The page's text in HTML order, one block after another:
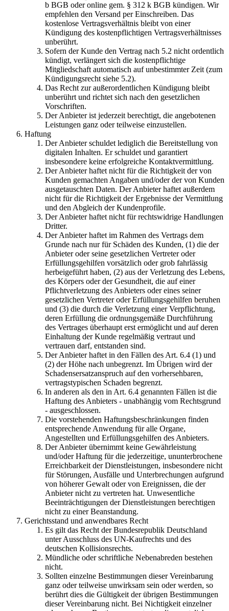
b BGB oder online gem. § 312 k BGB kündigen. Wir
empfehlen den Versand per Einschreiben. Das
kostenlose Vertragsverhältnis bleibt von einer
Kündigung des kostenpflichtigen Vertragsverhältnisses
unberührt.
Sofern der Kunde den Vertrag nach 5.2 nicht ordentlich
kündigt, verlängert sich die kostenpflichtige
Mitgliedschaft automatisch auf unbestimmter Zeit (zum
Kündigungsrecht siehe 5.2).
Das Recht zur außerordentlichen Kündigung bleibt
unberührt und richtet sich nach den gesetzlichen
Vorschriften.
Der Anbieter ist jederzeit berechtigt, die angebotenen
Leistungen ganz oder teilweise einzustellen.
Haftung
Der Anbieter schuldet lediglich die Bereitstellung von
digitalen Inhalten. Er schuldet und garantiert
insbesondere keine erfolgreiche Kontaktvermittlung.
Der Anbieter haftet nicht für die Richtigkeit der von
Kunden gemachten Angaben und/oder der von Kunden
ausgetauschten Daten. Der Anbieter haftet außerdem
nicht für die Richtigkeit der Ergebnisse der Vermittlung
und den Abgleich der Kundenprofile.
Der Anbieter haftet nicht für rechtswidrige Handlungen
Dritter.
Der Anbieter haftet im Rahmen des Vertrags dem
Grunde nach nur für Schäden des Kunden, (1) die der
Anbieter oder seine gesetzlichen Vertreter oder
Erfüllungsgehilfen vorsätzlich oder grob fahrlässig
herbeigeführt haben, (2) aus der Verletzung des Lebens,
des Körpers oder der Gesundheit, die auf einer
Pflichtverletzung des Anbieters oder eines seiner
gesetzlichen Vertreter oder Erfüllungsgehilfen beruhen
und (3) die durch die Verletzung einer Verpflichtung,
deren Erfüllung die ordnungsgemäße Durchführung
des Vertrages überhaupt erst ermöglicht und auf deren
Einhaltung der Kunde regelmäßig vertraut und
vertrauen darf, entstanden sind.
Der Anbieter haftet in den Fällen des Art. 6.4 (1) und
(2) der Höhe nach unbegrenzt. Im Übrigen wird der
Schadensersatzanspruch auf den vorhersehbaren,
vertragstypischen Schaden begrenzt.
In anderen als den in Art. 6.4 genannten Fällen ist die
Haftung des Anbieters - unabhängig vom Rechtsgrund
- ausgeschlossen.
Die vorstehenden Haftungsbeschränkungen finden
entsprechende Anwendung für alle Organe,
Angestellten und Erfüllungsgehilfen des Anbieters.
Der Anbieter übernimmt keine Gewährleistung
und/oder Haftung für die jederzeitige, ununterbrochene
Erreichbarkeit der Dienstleistungen, insbesondere nicht
für Störungen, Ausfälle und Unterbrechungen aufgrund
von höherer Gewalt oder von Ereignissen, die der
Anbieter nicht zu vertreten hat. Unwesentliche
Beeinträchtigungen der Dienstleistungen berechtigen
nicht zu einer Beanstandung.
Gerichtsstand und anwendbares Recht
Es gilt das Recht der Bundesrepublik Deutschland
unter Ausschluss des UN-Kaufrechts und des
deutschen Kollisionsrechts.
Mündliche oder schriftliche Nebenabreden bestehen
nicht.
Sollten einzelne Bestimmungen dieser Vereinbarung
ganz oder teilweise unwirksam sein oder werden, so
berührt dies die Gültigkeit der übrigen Bestimmungen
dieser Vereinbarung nicht. Bei Nichtigkeit einzelner